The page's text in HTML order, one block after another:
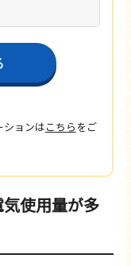
ョンはこちら をご
使用量が多